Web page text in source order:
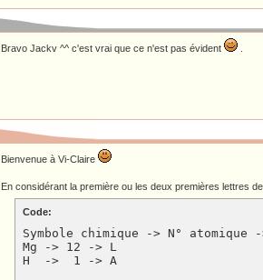
Bravo Jackv ^^ c'est vrai que ce n'est pas évident
Bienvenue à Vi-Claire
En considérant la première ou les deux premières lettres
Code:
Symbole chimique -> N° atomique
Mg -> 12 -> L
H  ->  1 -> A